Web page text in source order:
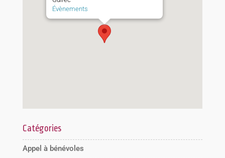
Évènements
Catégories
Appel à bénévoles